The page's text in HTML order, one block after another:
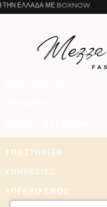
ΕΛΛΆΔΑ ΜΕ BOXNOW
ΥΠΟΣΤΉΡΙΞΗ
ΥΠΗΡΕΣΊΕΣ
ΛΟΓΑΡΙΑΣΜΌΣ